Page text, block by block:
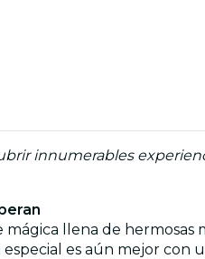
innumerables
mágica llena de hermosas
es aún mejor con